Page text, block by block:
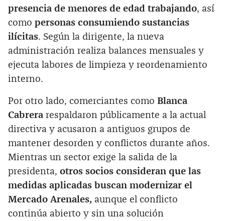
presencia de menores de edad trabajando, así
como personas consumiendo sustancias
ilícitas. Según la dirigente, la nueva
administración realiza balances mensuales y
ejecuta labores de limpieza y reordenamiento
interno.
Por otro lado, comerciantes como Blanca
Cabrera respaldaron públicamente a la actual
directiva y acusaron a antiguos grupos de
mantener desorden y conflictos durante años.
Mientras un sector exige la salida de la
presidenta, otros socios consideran que las
medidas aplicadas buscan modernizar el
Mercado Arenales, aunque el conflicto
continúa abierto y sin una solución